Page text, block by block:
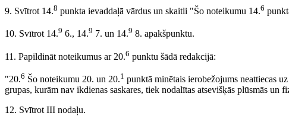
9. Svītrot 14.8 punkta ievaddaļā vārdus un skaitli "Šo noteikumu 14.6
10. Svītrot 14.9 6., 14.9 7. un 14.9 8. apakšpunktu.
11. Papildināt noteikumus ar 20.6 punktu šādā redakcijā:
"20.6 Šo noteikumu 20. un 20.1 punktā minētais ierobežojums neattiecas
grupas, kurām nav ikdienas saskares, tiek nodalītas atsevišķās plūsmās un
12. Svītrot III nodaļu.